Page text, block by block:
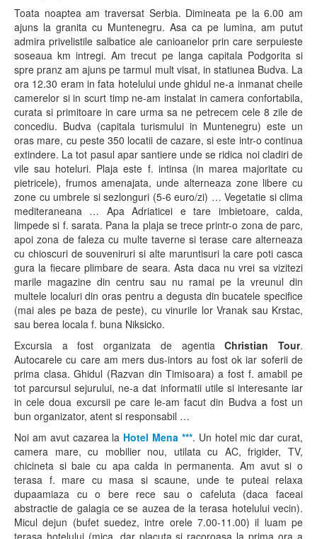
Toata noaptea am traversat Serbia. Dimineata pe la 6.00 am
ajuns la granita cu Muntenegru. Asa ca pe lumina, am putut
admira privelistile salbatice ale canioanelor prin care serpuieste
soseaua km intregi. Am trecut pe langa capitala Podgorita si
spre pranz am ajuns pe tarmul mult visat, in statiunea Budva. La
ora 12.30 eram in fata hotelului unde ghidul ne-a inmanat cheile
camerelor si in scurt timp ne-am instalat in camera confortabila,
curata si primitoare in care urma sa ne petrecem cele 8 zile de
concediu. Budva (capitala turismului in Muntenegru) este un
oras mare, cu peste 350 locatii de cazare, si este intr-o continua
extindere. La tot pasul apar santiere unde se ridica noi cladiri de
vile sau hoteluri. Plaja este f. intinsa (in marea majoritate cu
pietricele), frumos amenajata, unde alterneaza zone libere cu
zone cu umbrele si sezlonguri (5-6 euro/zi) … Vegetatie si clima
mediteraneana … Apa Adriaticei e tare imbietoare, calda,
limpede si f. sarata. Pana la plaja se trece printr-o zona de parc,
apoi zona de faleza cu multe taverne si terase care alterneaza
cu chioscuri de souveniruri si alte maruntisuri la care poti casca
gura la fiecare plimbare de seara. Asta daca nu vrei sa vizitezi
marile magazine din centru sau nu ramai pe la vreunul din
multele localuri din oras pentru a degusta din bucatele specifice
(mai ales pe baza de peste), cu vinurile lor Vranak sau Krstac,
sau berea locala f. buna Niksicko.
Excursia a fost organizata de agentiaChristian Tour.
Autocarele cu care am mers dus-intors au fost ok iar soferii de
prima clasa. Ghidul (Razvan din Timisoara) a fost f. amabil pe
tot parcursul sejurului, ne-a dat informatii utile si interesante iar
in cele doua excursii pe care le-am facut din Budva a fost un
bun organizator, atent si responsabil …
Noi am avut cazarea la Hotel Mena ***. Un hotel mic dar curat,
camera mare, cu mobilier nou, utilata cu AC, frigider, TV,
chicineta si baie cu apa calda in permanenta. Am avut si o
terasa f. mare cu masa si scaune, unde te puteai relaxa
dupaamiaza cu o bere rece sau o cafeluta (daca faceai
abstractie de galagia ce se auzea de la terasa hotelului vecin).
Micul dejun (bufet suedez, intre orele 7.00-11.00) il luam pe